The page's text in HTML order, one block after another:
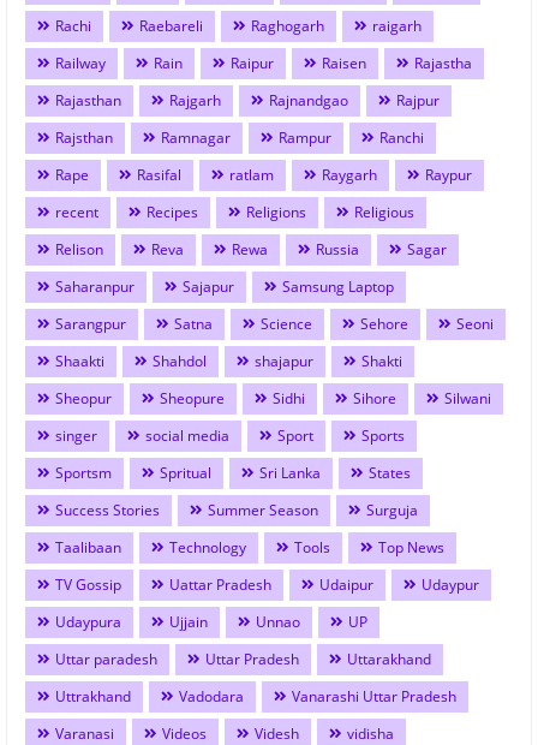
Rachi
Raebareli Raghogarh
raigarh
Railway
Rain Raipur Raisen
Rajastha
Rajasthan
Rajgarh Rajnandgao
Rajpur
Rajsthan
Ramnagar Rampur
Ranchi
Rape
Rasifal ratlam Raygarh
Raypur
recent
Recipes Religions
Religious
Relison
Reva Rewa Russia
Sagar
Saharanpur
Sajapur
Samsung Laptop
Sarangpur
Satna Science Sehore
Seoni
Shaakti
Shahdol shajapur
Shakti
Sheopur
Sheopure Sidhi Sihore
Silwani
singer
social media Sport
Sports
Sportsm
Spritual Sri Lanka
States
Success Stories
Summer Season
Surguja
Taalibaan
Technology Tools
Top News
TV Gossip
Uattar Pradesh Udaipur
Udaypur
Udaypura
Ujjain Unnao
UP
Uttar paradesh
Uttar Pradesh
Uttarakhand
Uttrakhand
Vadodara
Vanarashi Uttar Pradesh
Varanasi
Videos Videsh
vidisha